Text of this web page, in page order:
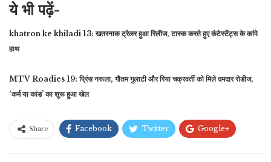
ये भी पढ़ें-
khatron ke khiladi 13: खतरनाक ट्रेलर हुआ रिलीज, टास्क करते हुए कंटेस्टेंट्स के कांपे
हाथ
MTV Roadies 19: प्रिंस नरूला, गौतम गुलाटी और रिया चक्रवर्ती को मिले दमदार रोडीज,
‘कर्म या कांड’ का शुरू हुआ खेल
Share Facebook Twitter Google+